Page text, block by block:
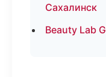
Сахалинск
Beauty Lab